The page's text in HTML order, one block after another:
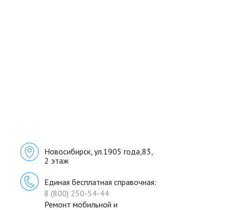
Новосибирск, ул.1905 года,83,
2 этаж
Единая бесплатная справочная:
8 (800) 250-54-44
Ремонт мобильной и